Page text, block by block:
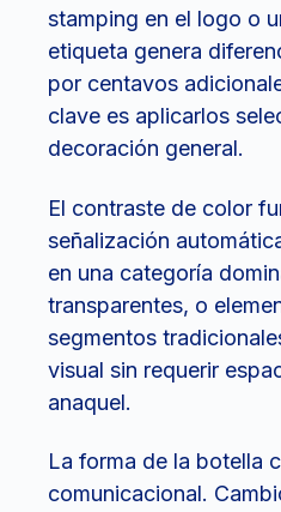
stamping en el logo o
etiqueta genera
por centavos
clave es aplicarlos
decoración general.
El contraste de color
señalización
en una categoría
transparentes, o
segmentos
visual sin requerir
anaquel.
La forma de la botella
comunicacional.